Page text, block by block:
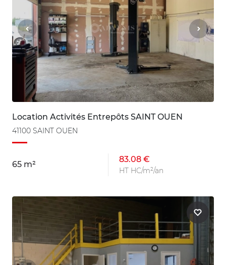
Location Activités Entrepôts SAINT OUEN
41100 SAINT OUEN
65 m²
83.08 €
HT HC/m²/an